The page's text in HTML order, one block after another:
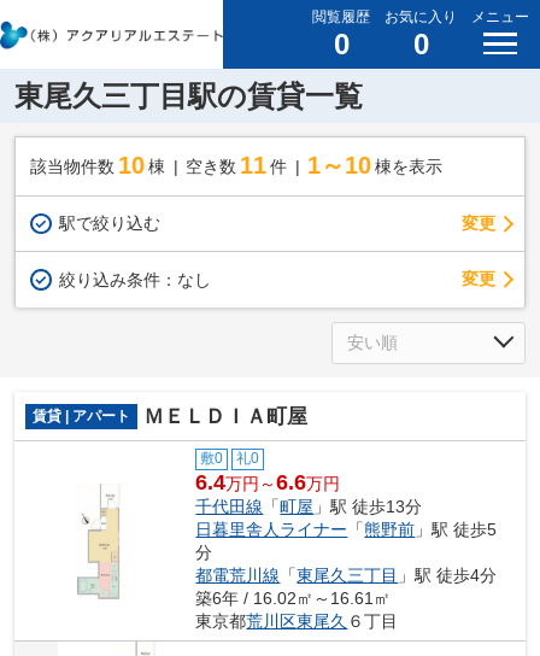
閲覧履歴
0
お気に入り
0
メニュー
東尾久三丁目駅の賃貸一覧
該当物件数 10棟 空き数 11 件 1～10 棟を表示
駅で絞り込む 変更
絞り込み条件： なし 変更
賃貸 | アパート ＭＥＬＤＩＡ町屋
敷0 礼0
6.4万円～6.6万円
千代田線 「町屋 」駅 徒歩13分
日暮里舎人ライナー 「熊野前 」駅 徒歩5
分
都電荒川線 「東尾久三丁目 」駅 徒歩4分
築6年 / 16.02㎡～16.61㎡
東京都荒川区東尾久 ６丁目